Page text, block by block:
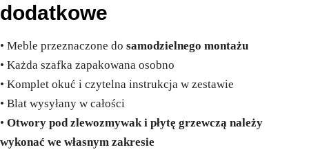
dodatkowe
• Meble przeznaczone do samodzielnego montażu
• Każda szafka zapakowana osobno
• Komplet okuć i czytelna instrukcja w zestawie
• Blat wysyłany w całości
• Otwory pod zlewozmywak i płytę grzewczą należy
wykonać we własnym zakresie